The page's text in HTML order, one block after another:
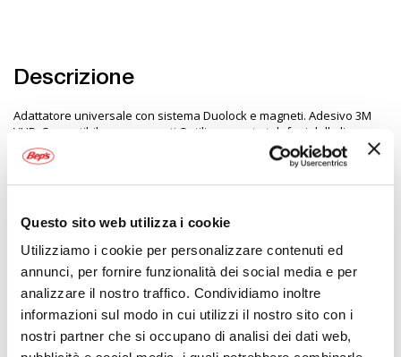
Questo sito web utilizza i cookie
Utilizziamo i cookie per personalizzare contenuti ed
annunci, per fornire funzionalità dei social media e per
analizzare il nostro traffico. Condividiamo inoltre
informazioni sul modo in cui utilizzi il nostro sito con i
nostri partner che si occupano di analisi dei dati web,
Descrizione
Adattatore universale con sistema Duolock e magneti. Adesivo 3M
VHB. Compatibile con supporti Optiline e porta telefoni della linea
Mag
Specifiche tecniche
Maggiori
Informazioni
2090725
8000692918104
No
Moto
Supporto smartphone - Accessori
1